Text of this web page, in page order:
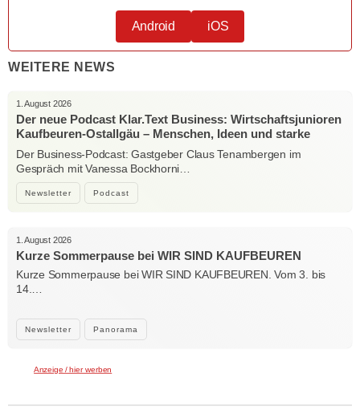
Android iOS
WEITERE NEWS
Newsletter Podcast
1. August 2026
Der neue Podcast Klar.Text Business: Wirtschaftsjunioren
Kaufbeuren-Ostallgäu – Menschen, Ideen und starke
Verbindungen
Der Business-Podcast: Gastgeber Claus Tenambergen im
Gespräch mit Vanessa Bockhorni…
Newsletter Panorama
1. August 2026
Kurze Sommerpause bei WIR SIND KAUFBEUREN
Kurze Sommerpause bei WIR SIND KAUFBEUREN. Vom 3. bis
14.…
Anzeige / hier werben